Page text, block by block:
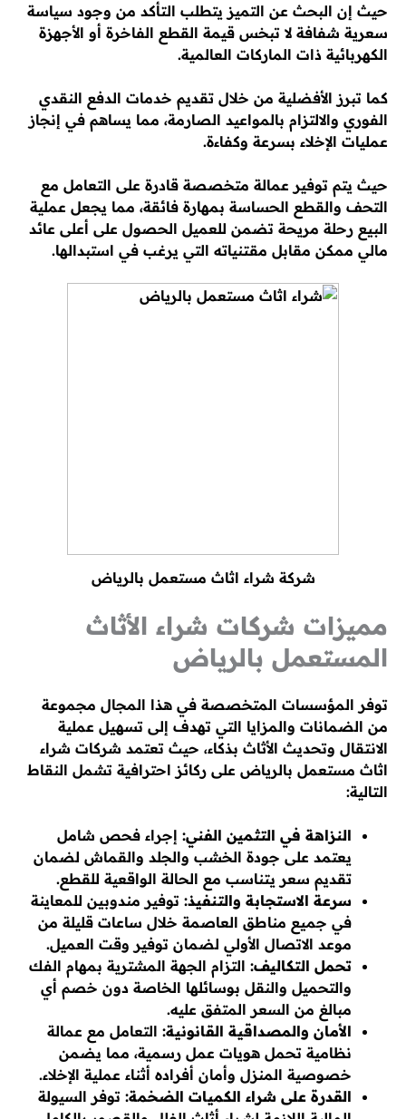
حيث إن البحث عن التميز يتطلب التأكد من وجود سياسة
سعرية شفافة لا تبخس قيمة القطع الفاخرة أو الأجهزة
الكهربائية ذات الماركات العالمية.
كما تبرز الأفضلية من خلال تقديم خدمات الدفع النقدي
الفوري والالتزام بالمواعيد الصارمة، مما يساهم في إنجاز
عمليات الإخلاء بسرعة وكفاءة.
حيث يتم توفير عمالة متخصصة قادرة على التعامل مع
التحف والقطع الحساسة بمهارة فائقة، مما يجعل عملية
البيع رحلة مريحة تضمن للعميل الحصول على أعلى عائد
مالي ممكن مقابل مقتنياته التي يرغب في استبدالها.
شركة شراء اثاث مستعمل بالرياض
مميزات شركات شراء الأثاث
المستعمل بالرياض
توفر المؤسسات المتخصصة في هذا المجال مجموعة
من الضمانات والمزايا التي تهدف إلى تسهيل عملية
الانتقال وتحديث الأثاث بذكاء، حيث تعتمد شركات شراء
اثاث مستعمل بالرياض على ركائز احترافية تشمل النقاط
التالية:
النزاهة في التثمين الفني: إجراء فحص شامل
يعتمد على جودة الخشب والجلد والقماش لضمان
تقديم سعر يتناسب مع الحالة الواقعية للقطع.
سرعة الاستجابة والتنفيذ: توفير مندوبين للمعاينة
في جميع مناطق العاصمة خلال ساعات قليلة من
موعد الاتصال الأولي لضمان توفير وقت العميل.
تحمل التكاليف: التزام الجهة المشترية بمهام الفك
والتحميل والنقل بوسائلها الخاصة دون خصم أي
مبالغ من السعر المتفق عليه.
الأمان والمصداقية القانونية: التعامل مع عمالة
نظامية تحمل هويات عمل رسمية، مما يضمن
خصوصية المنزل وأمان أفراده أثناء عملية الإخلاء.
القدرة على شراء الكميات الضخمة: توفر السيولة